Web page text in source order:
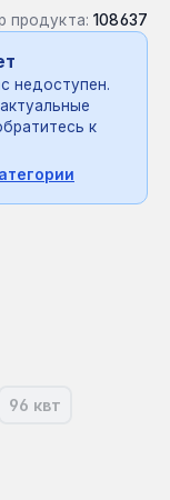
продукта: 108637
недоступен.
к
недоступна.)
эта опция
время эта
96 квт(В настоящее